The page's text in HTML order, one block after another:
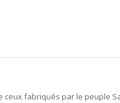
fabriqués par le peuple